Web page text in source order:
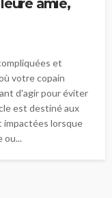
et
votre copain
d'agir pour éviter
est destiné aux
lorsque
ou...